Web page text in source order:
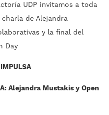
UDP invitamos a toda
de Alejandra
y la final del
Day
Alejandra Mustakis y Open